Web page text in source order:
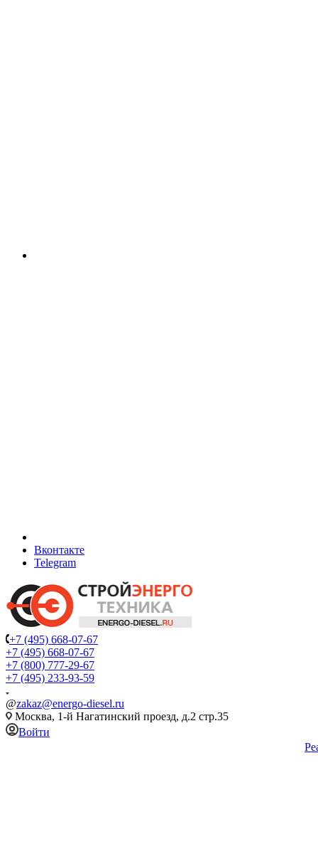
Вконтакте
Telegram
+7 (495) 668-07-67
+7 (495) 668-07-67
+7 (800) 777-29-67
+7 (495) 233-93-59
@zakaz@energo-diesel.ru
Москва, 1-й Нагатинский проезд, д.2 стр.35
Войти